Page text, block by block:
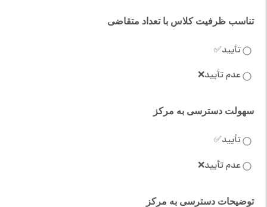
تناسب ظرفیت کلاس با تعداد متقاضی
تأیید✅
عدم تأیید❌
سهولت دسترسی به مرکز
تأیید✅
عدم تأیید❌
توضیحات دسترسی به مرکز